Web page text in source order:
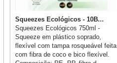
Squeezes Ecológicos - 10B...
Squeezes Ecológicos 750ml -
Squeeze em plástico soprado,
flexível com tampa rosqueável feita
com fibra de coco e bico flexível.